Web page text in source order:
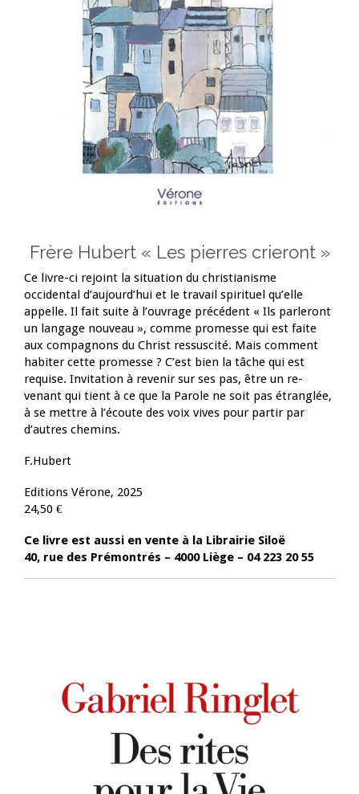
Frère Hubert « Les pierres crieront »
Ce livre-ci rejoint la situation du christianisme
occidental d’aujourd’hui et le travail spirituel qu’elle
appelle. Il fait suite à l’ouvrage précédent « Ils parleront
un langage nouveau », comme promesse qui est faite
aux compagnons du Christ ressuscité. Mais comment
habiter cette promesse ? C’est bien la tâche qui est
requise. Invitation à revenir sur ses pas, être un re-
venant qui tient à ce que la Parole ne soit pas étranglée,
à se mettre à l’écoute des voix vives pour partir par
d’autres chemins.
F.Hubert
Editions Vérone, 2025
24,50 €
Ce livre est aussi en vente à la Librairie Siloë
40, rue des Prémontrés – 4000 Liège – 04 223 20 55